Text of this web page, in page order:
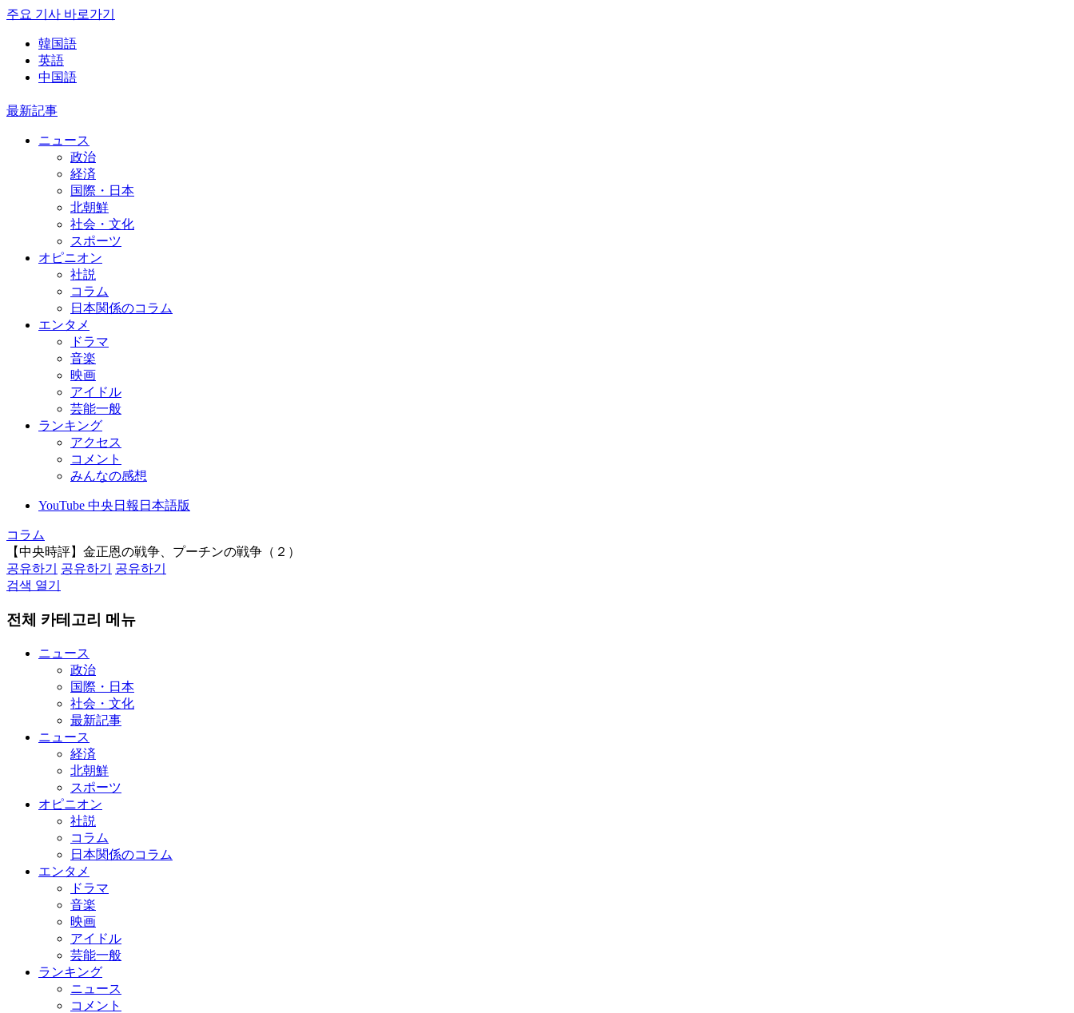
주요 기사 바로가기
韓国語
英語
中国語
最新記事
ニュース
政治
経済
国際・日本
北朝鮮
社会・文化
スポーツ
オピニオン
社説
コラム
日本関係のコラム
エンタメ
ドラマ
音楽
映画
アイドル
芸能一般
ランキング
アクセス
コメント
みんなの感想
YouTube 中央日報日本語版
コラム
【中央時評】金正恩の戦争、プーチンの戦争（２）
공유하기
공유하기
공유하기
검색 열기
전체 카테고리 메뉴
ニュース
政治
国際・日本
社会・文化
最新記事
ニュース
経済
北朝鮮
スポーツ
オピニオン
社説
コラム
日本関係のコラム
エンタメ
ドラマ
音楽
映画
アイドル
芸能一般
ランキング
ニュース
コメント